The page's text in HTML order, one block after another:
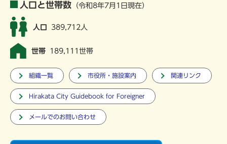
人口と世帯数 （令和8年7月1日現在）
人口 389,712人
世帯 189,111世帯
組織一覧 市役所・施設案内 関連リンク
Hirakata City Guidebook for Foreigner
メールでのお問い合わせ